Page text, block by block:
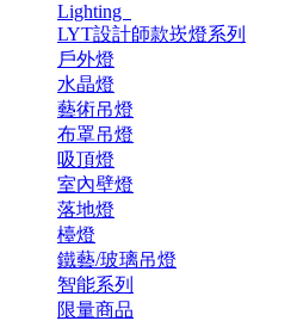
Lighting
LYT設計師款崁燈系列
戶外燈
水晶燈
藝術吊燈
布罩吊燈
吸頂燈
室內壁燈
落地燈
檯燈
鐵藝/玻璃吊燈
智能系列
限量商品